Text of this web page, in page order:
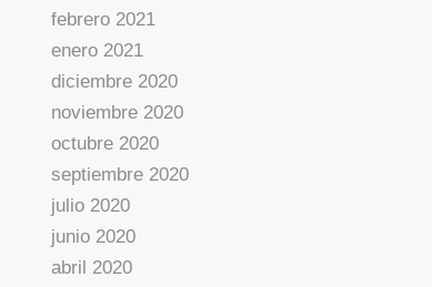
febrero 2021
enero 2021
diciembre 2020
noviembre 2020
octubre 2020
septiembre 2020
julio 2020
junio 2020
abril 2020